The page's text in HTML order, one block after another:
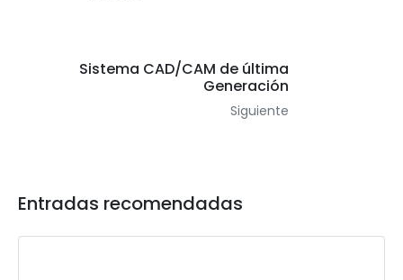
Sistema CAD/CAM de última
Generación
Siguiente
Entradas recomendadas